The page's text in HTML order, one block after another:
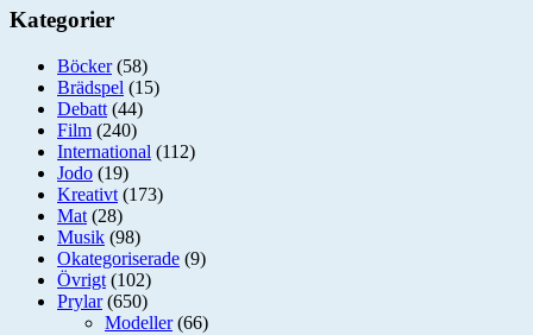
Kategorier
Böcker(58)
Brädspel (15)
Debatt (44)
Film (240)
International (112)
Jodo (19)
Kreativt (173)
Mat (28)
Musik (98)
Okategoriserade (9)
Övrigt (102)
Prylar(650)
Modeller(66)